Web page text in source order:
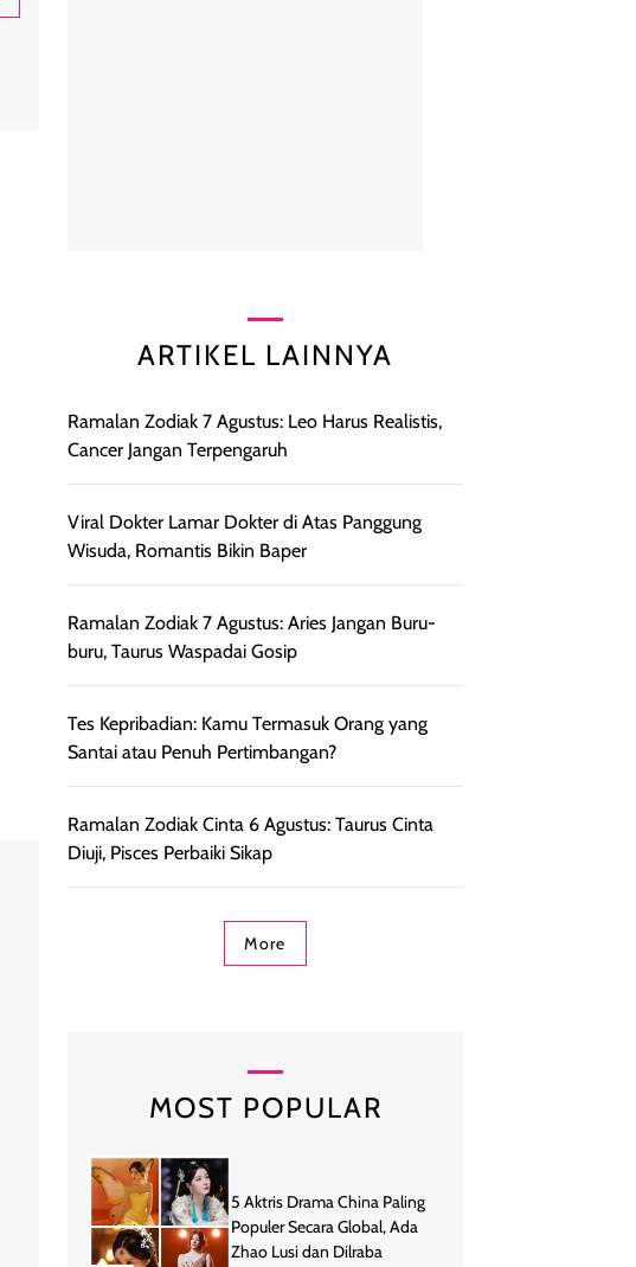
ARTIKEL LAINNYA
Ramalan Zodiak 7 Agustus: Leo Harus Realistis,
Cancer Jangan Terpengaruh
Viral Dokter Lamar Dokter di Atas Panggung
Wisuda, Romantis Bikin Baper
Ramalan Zodiak 7 Agustus: Aries Jangan Buru-
buru, Taurus Waspadai Gosip
Tes Kepribadian: Kamu Termasuk Orang yang
Santai atau Penuh Pertimbangan?
Ramalan Zodiak Cinta 6 Agustus: Taurus Cinta
Diuji, Pisces Perbaiki Sikap
More
MOST POPULAR
5 Aktris Drama China Paling
Populer Secara Global, Ada
Zhao Lusi dan Dilraba